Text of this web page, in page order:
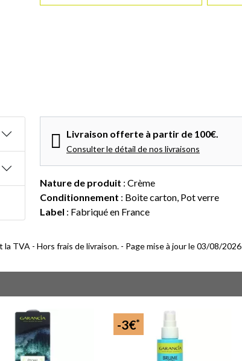
Livraison offerte à partir de 100€.
Consulter le détail de nos livraisons
Nature de produit : Crème
Conditionnement : Boite carton, Pot verre
Label : Fabriqué en France
TVA - Hors frais de livraison. - Page mise à jour le 03/08/2026
-3€*